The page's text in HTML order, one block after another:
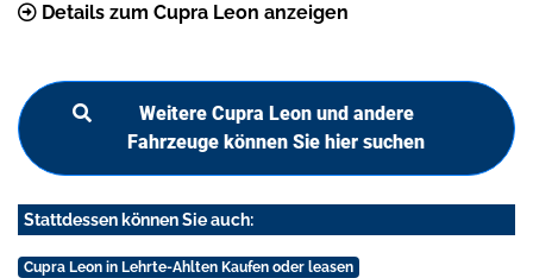
Details zum Cupra Leon anzeigen
Weitere Cupra Leon und andere
Fahrzeuge können Sie hier suchen
Stattdessen können Sie auch:
Cupra Leon in Lehrte-Ahlten Kaufen oder leasen